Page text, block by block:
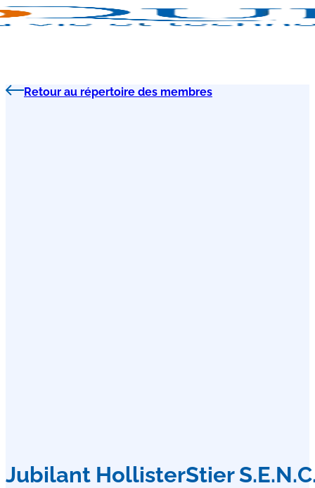
Retour au répertoire des membres
Jubilant HollisterStier